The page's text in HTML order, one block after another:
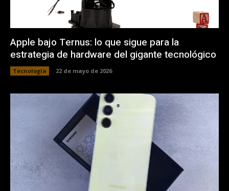
Apple bajo Ternus: lo que sigue para la
estrategia de hardware del gigante tecnológico
Tecnología 22 de mayo de 2026